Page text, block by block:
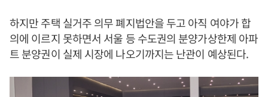
하지만 주택 실거주 의무 폐지법안을 두고 아직 여야가 합
의에 이르지 못하면서 서울 등 수도권의 분양가상한제 아파
트 분양권이 실제 시장에 나오기까지는 난관이 예상된다.